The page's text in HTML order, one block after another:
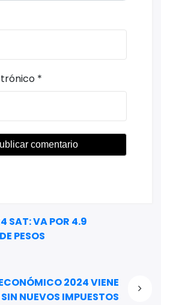
*
SAT: VA POR 4.9
PESOS
2024 VIENE
SIN NUEVOS IMPUESTOS